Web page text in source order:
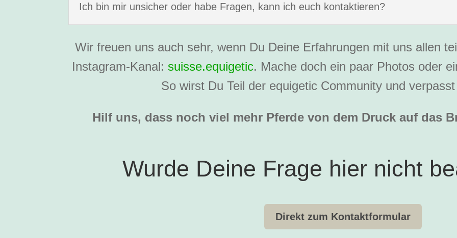
Ich bin mir unsicher oder habe Fragen, kann ich euch kontaktieren?
Wir freuen uns auch sehr, wenn Du Deine Erfahrungen mit uns allen
Instagram-Kanal: suisse.equigetic. Mache doch ein paar Photos oder
So wirst Du Teil der equigetic Community und
Hilf uns, dass noch viel mehr Pferde von dem Druck auf das
Wurde Deine Frage hier nicht
Direkt zum Kontaktformular